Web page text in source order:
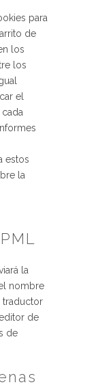
para
de
los
los
el
estos
la
la
nombre
traductor
de
de